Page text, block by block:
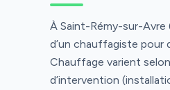
À Saint-Rémy-sur-
d’un chauffagiste pour
Chauffage varient
d’intervention